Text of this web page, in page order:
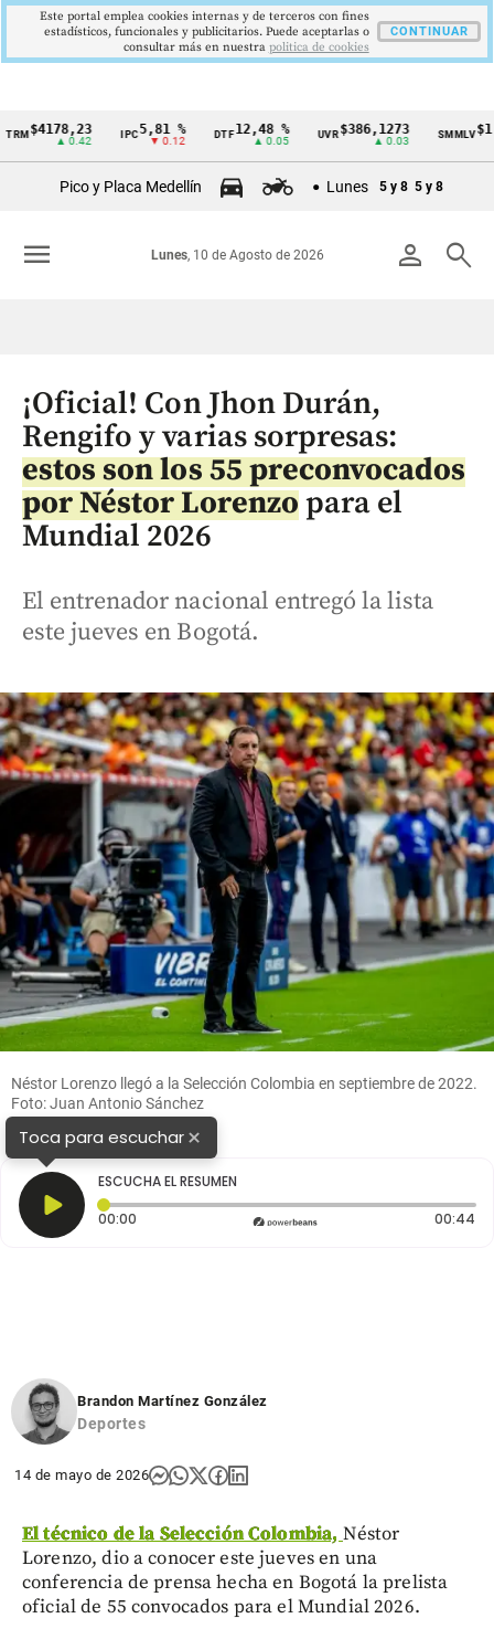
Cintillo
Colombia
▲ 0.42
IPC 5,81 %
▼ 0.12
DTF 12,48 %
▲ 0.05
UVR $386,1273
▲ 0.03
SMMLV
Pico y Placa Medellín Lunes 5 y 8 5 y 8
person search
Lunes, 10 de Agosto de 2026
menu
¡Oficial! Con Jhon Durán,
Rengifo y varias sorpresas:
estos son los 55 preconvocados
por Néstor Lorenzopara el
Mundial 2026
El entrenador nacional entregó la lista
este jueves en Bogotá.
Néstor Lorenzo llegó a la Selección Colombia en septiembre de 2022.
Foto: Juan Antonio Sánchez
Toca para escuchar×
ESCUCHA EL RESUMEN
00:00 Tiempo transcurrido: 0 segundos 00:44
Brandon Martínez González
Deportes
14 de mayo de 2026
El técnico de la Selección Colombia, Néstor
Lorenzo, dio a conocer este jueves en una
conferencia de prensa hecha en Bogotá la prelista
oficial de 55 convocados para el Mundial 2026.
Este portal emplea cookies internas y de terceros con fines
estadísticos, funcionales y publicitarios. Puede aceptarlas o
consultar más en nuestra politica de cookies
CONTINUAR